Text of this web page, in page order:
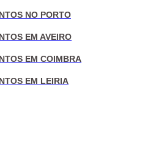
NO PORTO
EM AVEIRO
EM COIMBRA
EM LEIRIA